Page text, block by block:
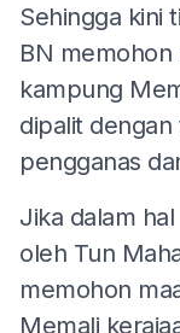
Sehingga kini
BN
kampung
dipalit
pengganas
Jika dalam
oleh Tun
memohon
Memali